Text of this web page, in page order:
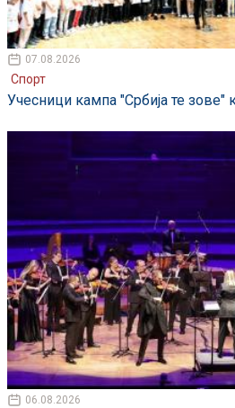
07.08.2026
Спорт
Учесници кампа "Србија те зове"
06.08.2026